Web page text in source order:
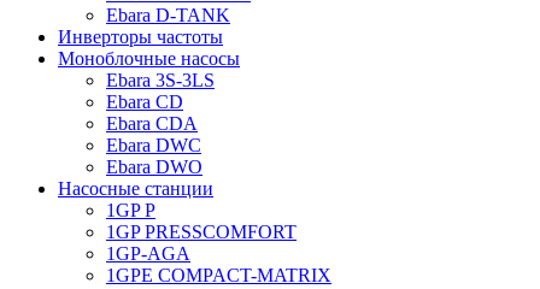
Ebara D-TANK
Инверторы частоты
Моноблочные насосы
Ebara 3S-3LS
Ebara CD
Ebara CDA
Ebara DWC
Ebara DWO
Насосные станции
1GP P
1GP PRESSCOMFORT
1GP-AGA
1GPE COMPACT-MATRIX